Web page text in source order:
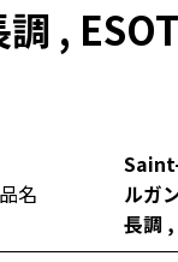
,
名
ルガ
長調